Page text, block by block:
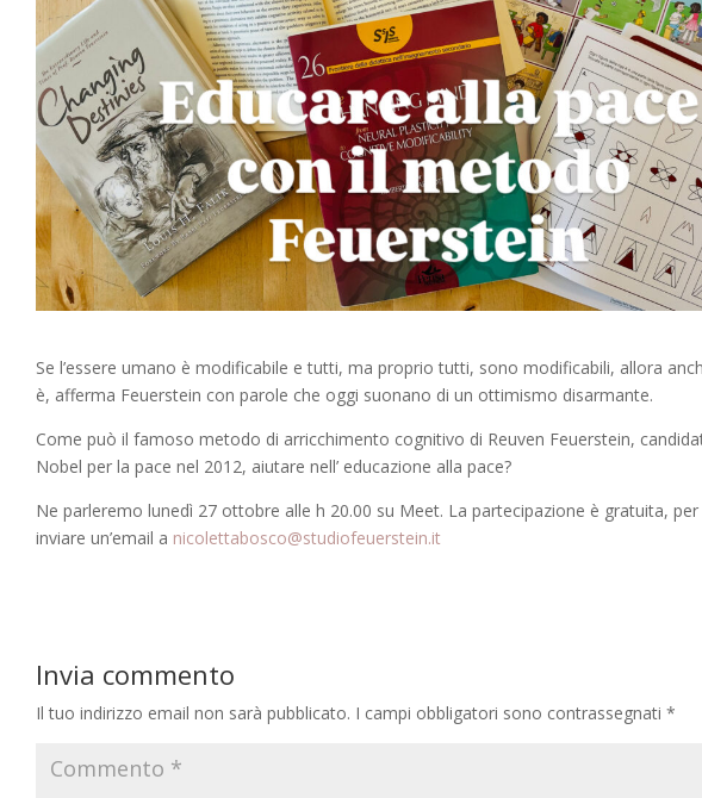
Se l’essere umano è modificabile e tutti, ma proprio tutti, sono modificabili, allora
è, afferma Feuerstein con parole che oggi suonano di un ottimismo disarmante.
Come può il famoso metodo di arricchimento cognitivo di Reuven Feuerstein,
Nobel per la pace nel 2012, aiutare nell’ educazione alla pace?
Ne parleremo lunedì 27 ottobre alle h 20.00 su Meet. La partecipazione è gratuita, per
inviare un’email a nicolettabosco@studiofeuerstein.it
Invia commento
Il tuo indirizzo email non sarà pubblicato. I campi obbligatori sono contrassegnati *